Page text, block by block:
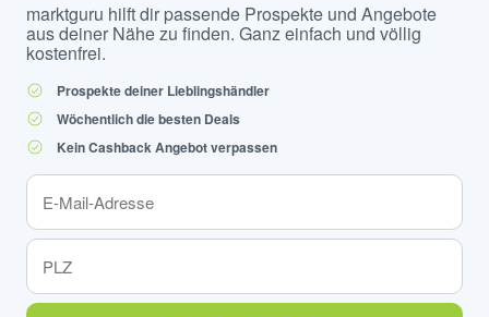
marktguru hilft dir passende Prospekte und Angebote
aus deiner Nähe zu finden. Ganz einfach und völlig
kostenfrei.
Prospekte deiner Lieblingshändler
Wöchentlich die besten Deals
Kein Cashback Angebot verpassen